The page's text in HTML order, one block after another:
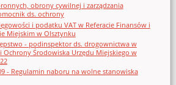
obrony cywilnej i zarządzania
ds. ochrony
i podatku VAT w Referacie Finansów i
Miejskim w Olsztynku
- podinspektor ds. drogownictwa w
Ochrony Środowiska Urzędu Miejskiego w
- Regulamin naboru na wolne stanowiska